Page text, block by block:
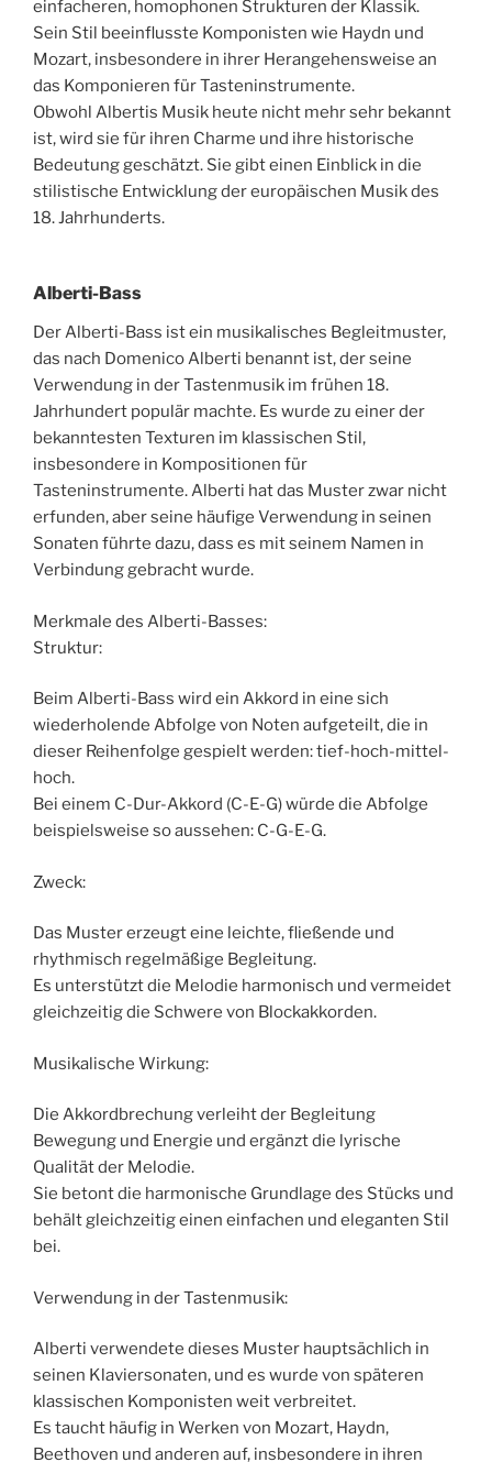
einfacheren, homophonen Strukturen der Klassik.
Sein Stil beeinflusste Komponisten wie Haydn und
Mozart, insbesondere in ihrer Herangehensweise an
das Komponieren für Tasteninstrumente.
Obwohl Albertis Musik heute nicht mehr sehr bekannt
ist, wird sie für ihren Charme und ihre historische
Bedeutung geschätzt. Sie gibt einen Einblick in die
stilistische Entwicklung der europäischen Musik des
18. Jahrhunderts.
Alberti-Bass
Der Alberti-Bass ist ein musikalisches Begleitmuster,
das nach Domenico Alberti benannt ist, der seine
Verwendung in der Tastenmusik im frühen 18.
Jahrhundert populär machte. Es wurde zu einer der
bekanntesten Texturen im klassischen Stil,
insbesondere in Kompositionen für
Tasteninstrumente. Alberti hat das Muster zwar nicht
erfunden, aber seine häufige Verwendung in seinen
Sonaten führte dazu, dass es mit seinem Namen in
Verbindung gebracht wurde.
Merkmale des Alberti-Basses:
Struktur:
Beim Alberti-Bass wird ein Akkord in eine sich
wiederholende Abfolge von Noten aufgeteilt, die in
dieser Reihenfolge gespielt werden: tief-hoch-mittel-
hoch.
Bei einem C-Dur-Akkord (C-E-G) würde die Abfolge
beispielsweise so aussehen: C-G-E-G.
Zweck:
Das Muster erzeugt eine leichte, fließende und
rhythmisch regelmäßige Begleitung.
Es unterstützt die Melodie harmonisch und vermeidet
gleichzeitig die Schwere von Blockakkorden.
Musikalische Wirkung:
Die Akkordbrechung verleiht der Begleitung
Bewegung und Energie und ergänzt die lyrische
Qualität der Melodie.
Sie betont die harmonische Grundlage des Stücks und
behält gleichzeitig einen einfachen und eleganten Stil
bei.
Verwendung in der Tastenmusik:
Alberti verwendete dieses Muster hauptsächlich in
seinen Klaviersonaten, und es wurde von späteren
klassischen Komponisten weit verbreitet.
Es taucht häufig in Werken von Mozart, Haydn,
Beethoven und anderen auf, insbesondere in ihren